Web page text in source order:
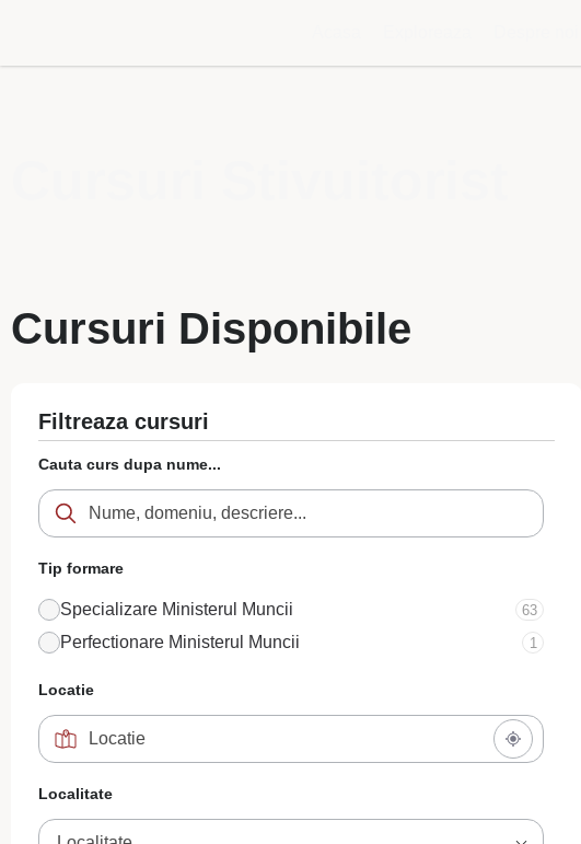
Cursuri Disponibile
Filtreaza cursuri
Cauta curs dupa nume...
Tip formare
Specializare Ministerul Muncii 63
Perfectionare Ministerul Muncii 1
Locatie
Localitate